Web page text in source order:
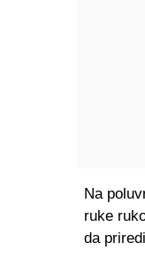
Na
ruke
da